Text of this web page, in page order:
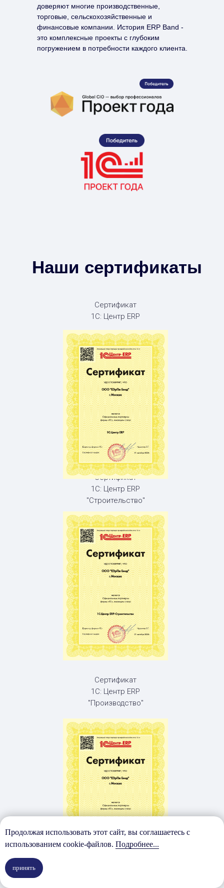
доверяют многие производственные,
торговые, сельскохозяйственные и
финансовые компании. История ERP Band -
это комплексные проекты с глубоким
погружением в потребности каждого клиента.
Наши сертификаты
Сертификат
1С: Центр ERP
"Производство"
Сертификат
1С: Центр ERP
Сертификат
1С: Центр ERP
"Строительство"
Продолжая использовать этот сайт, вы соглашаетесь с
использованием cookie-файлов. Подробнее...
принять